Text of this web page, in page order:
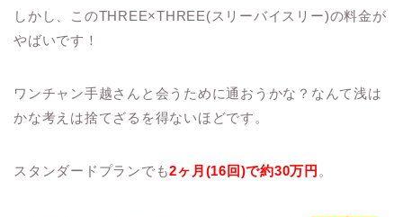
しかし、このTHREE×THREE(スリーバイスリー)の料金が
やばいです！
ワンチャン手越さんと会うために通おうかな？なんて浅は
かな考えは捨てざるを得ないほどです。
スタンダードプランでも2ヶ月(16回)で約30万円 。